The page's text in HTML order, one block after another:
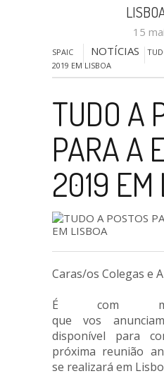
15
SPAIC NOTÍCIAS
2019 EM LISBOA
TUDO A
PARA A
2019 EM
Caras/os Colegas e
É com
que vos
disponível para
próxima reunião
se realizará em